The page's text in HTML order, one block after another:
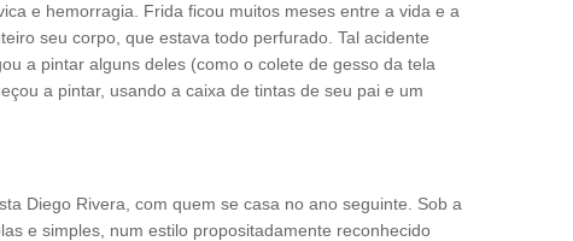
e hemorragia. Frida ficou muitos meses entre a vida e a
seu corpo, que estava todo perfurado. Tal acidente
a pintar alguns deles (como o colete de gesso da tela
a pintar, usando a caixa de tintas de seu pai e um
Diego Rivera, com quem se casa no ano seguinte. Sob a
e simples, num estilo propositadamente reconhecido